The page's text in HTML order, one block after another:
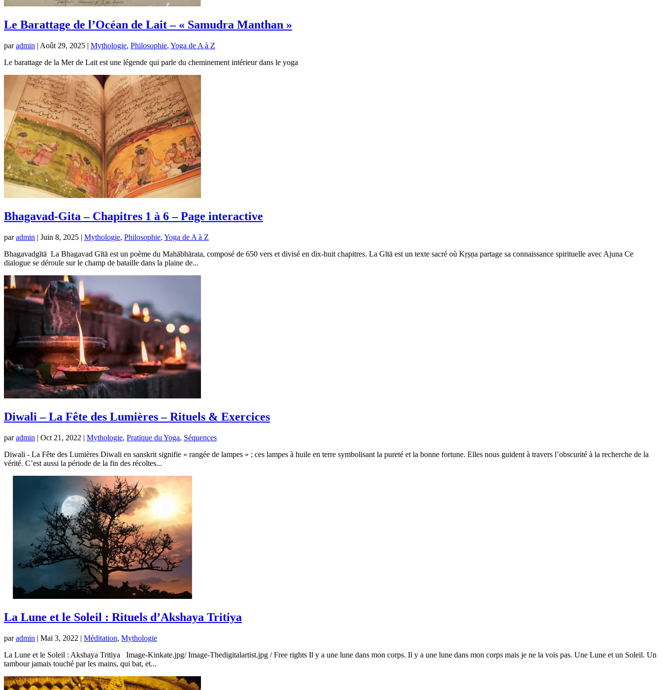
Le Barattage de l’Océan de Lait – « Samudra Manthan »
paradmin | Août 29, 2025 | Mythologie, Philosophie, Yoga de A à Z
Le barattage de la Mer de Lait est une légende qui parle du cheminement intérieur dans le yoga
Bhagavad-Gita – Chapitres 1 à 6 – Page interactive
paradmin | Juin 8, 2025 | Mythologie, Philosophie, Yoga de A à Z
Bhagavadgītā La Bhagavad Gītā est un poème du Mahābhārata, composé de 650 vers et divisé en dix-huit chapitres. La Gītā est un texte sacré où Kṛṣṇa partage sa connaissance spirituelle avec Ajuna Ce
dialogue se déroule sur le champ de bataille dans la plaine de...
Diwali – La Fête des Lumières – Rituels & Exercices
paradmin | Oct 21, 2022 | Mythologie, Pratique du Yoga, Séquences
Diwali - La Fête des Lumières Diwali en sanskrit signifie « rangée de lampes » ; ces lampes à huile en terre symbolisant la pureté et la bonne fortune. Elles nous guident à travers l’obscurité à la recherche de la
vérité. C’est aussi la période de la fin des récoltes...
La Lune et le Soleil : Rituels d’Akshaya Tritiya
paradmin | Mai 3, 2022 | Méditation, Mythologie
La Lune et le Soleil : Akshaya Tritiya Image-Kinkate.jpg/ Image-Thedigitalartist.jpg / Free rights Il y a une lune dans mon corps. Il y a une lune dans mon corps mais je ne la vois pas. Une Lune et un Soleil. Un
tambour jamais touché par les mains, qui bat, et...